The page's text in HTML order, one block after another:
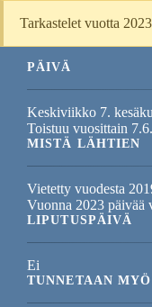
Tarkastelet vuotta
PÄIVÄ
Keskiviikko 7.
Toistuu vuosittain 7.6.
MISTÄ LÄHTIEN
Vietetty vuodesta
Vuonna 2023 päivää
LIPUTUSPÄIVÄ
Ei
TUNNETAAN